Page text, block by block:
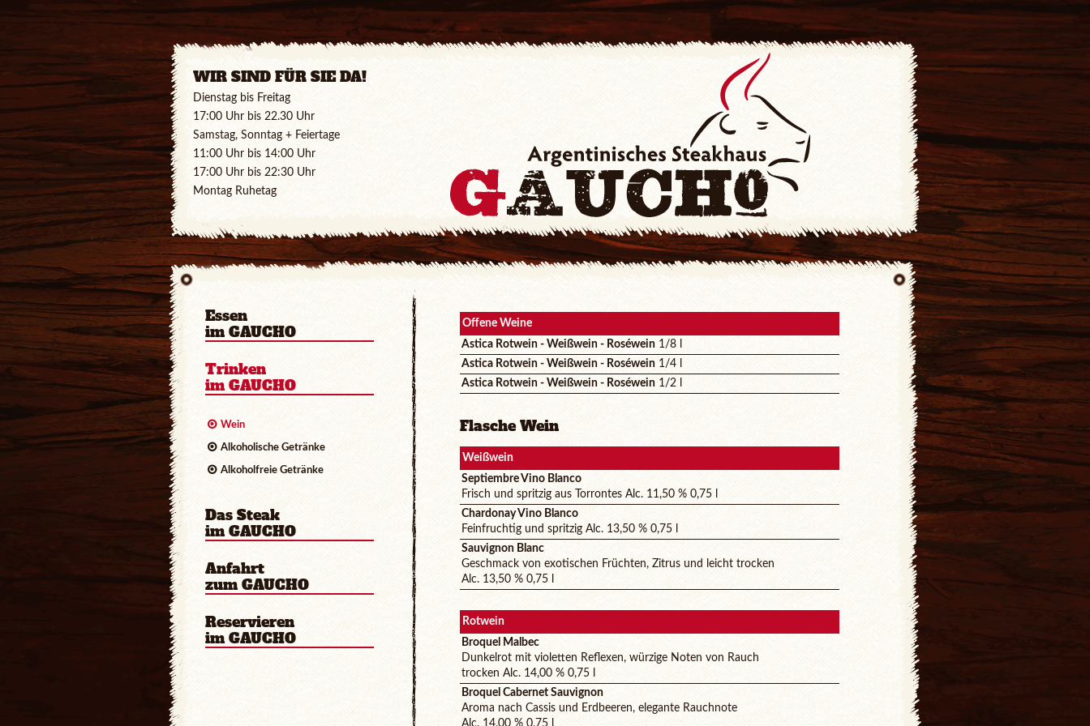
WIR SIND FÜR SIE DA!
Dienstag bis Freitag
17:00 Uhr bis 22.30 Uhr
Samstag, Sonntag + Feiertage
11:00 Uhr bis 14:00 Uhr
17:00 Uhr bis 22:30 Uhr
Montag Ruhetag
Essen
im GAUCHO
Trinken
im GAUCHO
Wein
Alkoholische Getränke
Alkoholfreie Getränke
Das Steak
im GAUCHO
Anfahrt
zum GAUCHO
Reservieren
im GAUCHO
Offene Weine
Astica Rotwein - Weißwein - Roséwein 1/8 l
Astica Rotwein - Weißwein - Roséwein 1/4 l
Astica Rotwein - Weißwein - Roséwein 1/2 l
Flasche Wein
Weißwein
Septiembre Vino Blanco
Frisch und spritzig aus Torrontes Alc. 11,50 % 0,75 l
Chardonay Vino Blanco
Feinfruchtig und spritzig Alc. 13,50 % 0,75 l
Sauvignon Blanc
Geschmack von exotischen Früchten, Zitrus und leicht trocken
Alc. 13,50 % 0,75 l
Rotwein
Broquel Malbec
Dunkelrot mit violetten Reflexen, würzige Noten von Rauch
trocken Alc. 14,00 % 0,75 l
Broquel Cabernet Sauvignon
Aroma nach Cassis und Erdbeeren, elegante Rauchnote
Alc. 14,00 % 0,75 l